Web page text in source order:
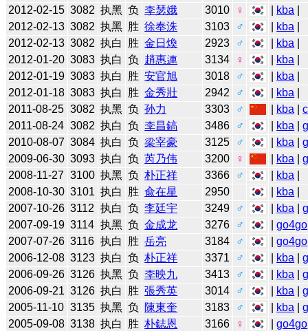
2012-02-15 3082 执黑 负 李瑟娥 3010 ♀ kba
2012-02-13 3082 执黑 胜 徐奉洙 3103 ♂ kba
2012-02-13 3082 执白 胜 金日煥 2923 ♂ kba
2012-01-20 3083 执白 负 趙惠連 3134 ♀ kba
2012-01-19 3083 执白 胜 安官旭 3018 ♂ kba
2012-01-18 3083 执白 胜 金秀壯 2942 ♂ kba
2011-08-25 3082 执黑 负 孙力 3303 ♂ kba |
2011-08-24 3082 执白 负 李昌鎬 3486 ♂ kba |
2010-08-07 3084 执白 负 梁宰豪 3125 ♂ kba |
2009-06-30 3093 执白 负 芮乃伟 3200 ♀ kba |
2008-11-27 3100 执黑 负 朴正祥 3366 ♂ kba
2008-10-30 3101 执白 胜 兪在星 2950 kba
2007-10-26 3112 执白 负 李廷宇 3249 ♂ kba |
2007-09-19 3114 执黑 负 金成龙 3276 ♂ |go4go
2007-07-26 3116 执白 胜 岳亮 3184 ♂ |go4go
2006-12-08 3123 执白 负 朴正祥 3371 ♂ kba |
2006-09-26 3126 执黑 负 李映九 3413 ♂ kba |
2006-09-21 3126 执白 胜 張秀英 3014 ♂ kba |
2005-11-10 3135 执黑 负 陳東奎 3183 ♂ kba |
2005-09-08 3138 执白 胜 朴鋕恩 3166 ♀ |go4go